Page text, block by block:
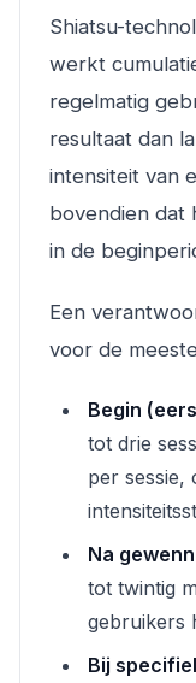
Shiatsu-
werkt
regelmatig
resultaat dan
intensiteit van
bovendien dat
in de
Een
voor de
Begin
tot drie
per sessie,
Na
tot twintig
gebruikers
Bij